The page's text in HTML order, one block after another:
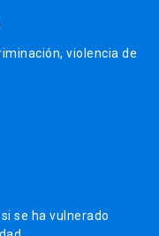
violencia de
se ha vulnerado